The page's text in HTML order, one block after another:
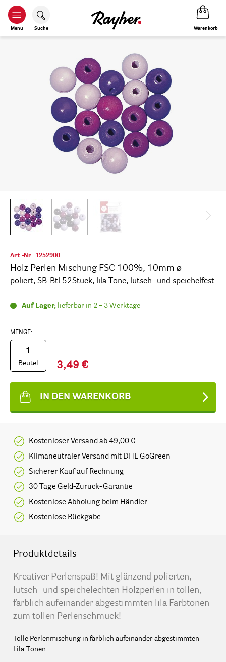
Menü Suche Warenkorb
Art.-Nr. 1252900
Holz Perlen Mischung FSC 100%, 10mm ø
poliert, SB-Btl 52Stück, lila Töne, lutsch- und speichelfest
Auf Lager, lieferbar in 2 – 3 Werktage
IN DEN WARENKORB
MENGE:
Beutel 3,49 €
KostenloserVersand ab 49,00 €
Klimaneutraler Versand mit DHL GoGreen
Sicherer Kauf auf Rechnung
30 Tage Geld-Zurück-Garantie
Kostenlose Abholung beim Händler
Kostenlose Rückgabe
Produktdetails
Kreativer Perlenspaß! Mit glänzend polierten,
lutsch- und speichelechten Holzperlen in tollen,
farblich aufeinander abgestimmten lila Farbtönen
zum tollen Perlenschmuck!
Tolle Perlenmischung in farblich aufeinander abgestimmten
Lila-Tönen.